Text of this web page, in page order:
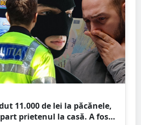
11.000 de lei la păcănele,
prietenul la casă. A fost